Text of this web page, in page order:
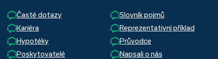
Časté dotazy
Slovník pojmů
Kariéra
Reprezentativní příklad
Hypotéky
Průvodce
Poskytovatelé
Napsali o nás